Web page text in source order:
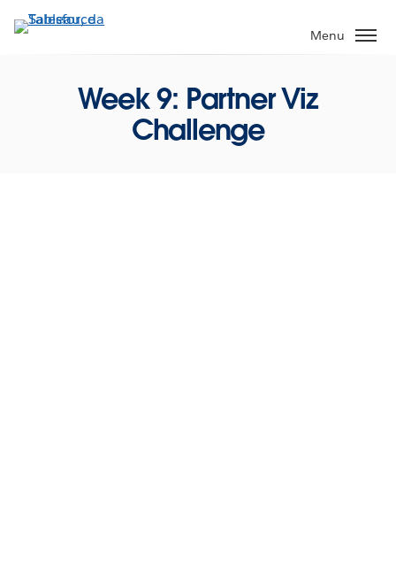
Pular
para
Menu
Week 9: Partner Viz
Challenge